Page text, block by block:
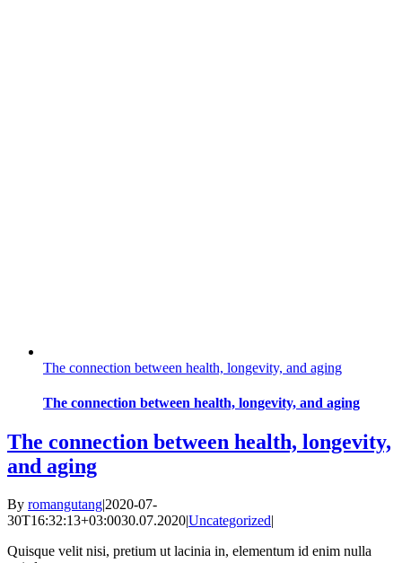
The connection between health, longevity, and aging
The connection between health, longevity, and aging
The connection between health, longevity,
and aging
By romangutang|2020-07-
30T16:32:13+03:0030.07.2020|Uncategorized|
Quisque velit nisi, pretium ut lacinia in, elementum id enim nulla